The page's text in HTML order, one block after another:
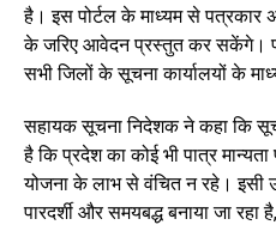
है। इस पोर्टल के माध्यम से पत्रकार
के जरिए आवेदन प्रस्तुत कर सकेंगे।
सभी जिलों के सूचना कार्यालयों के
सहायक सूचना निदेशक ने कहा कि
है कि प्रदेश का कोई भी पात्र
योजना के लाभ से वंचित न रहे। इसी
पारदर्शी और समयबद्ध बनाया जा रहा